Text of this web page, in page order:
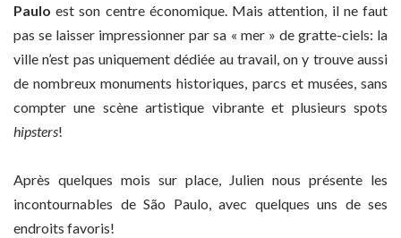
Paulo est son centre économique. Mais attention, il ne faut
pas se laisser impressionner par sa « mer » de gratte-ciels: la
ville n’est pas uniquement dédiée au travail, on y trouve aussi
de nombreux monuments historiques, parcs et musées, sans
compter une scène artistique vibrante et plusieurs spots
hipsters!
Après quelques mois sur place, Julien nous présente les
incontournables de São Paulo, avec quelques uns de ses
endroits favoris!